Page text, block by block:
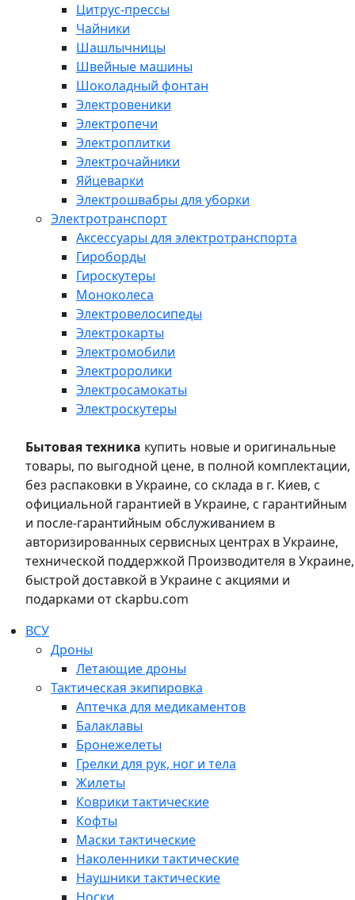
Цитрус-прессы
Чайники
Шашлычницы
Швейные машины
Шоколадный фонтан
Электровеники
Электропечи
Электроплитки
Электрочайники
Яйцеварки
Электрошвабры для уборки
Электротранспорт
Аксессуары для электротранспорта
Гироборды
Гироскутеры
Моноколеса
Электровелосипеды
Электрокарты
Электромобили
Электроролики
Электросамокаты
Электроскутеры
Бытовая техника купить новые и оригинальные
товары, по выгодной цене, в полной комплектации,
без распаковки в Украине, со склада в г. Киев, с
официальной гарантией в Украине, с гарантийным
и после-гарантийным обслуживанием в
авторизированных сервисных центрах в Украине,
технической поддержкой Производителя в Украине,
быстрой доставкой в Украине с акциями и
подарками от ckapbu.com
ВСУ
Дроны
Летающие дроны
Тактическая экипировка
Аптечка для медикаментов
Балаклавы
Бронежелеты
Грелки для рук, ног и тела
Жилеты
Коврики тактические
Кофты
Маски тактические
Наколенники тактические
Наушники тактические